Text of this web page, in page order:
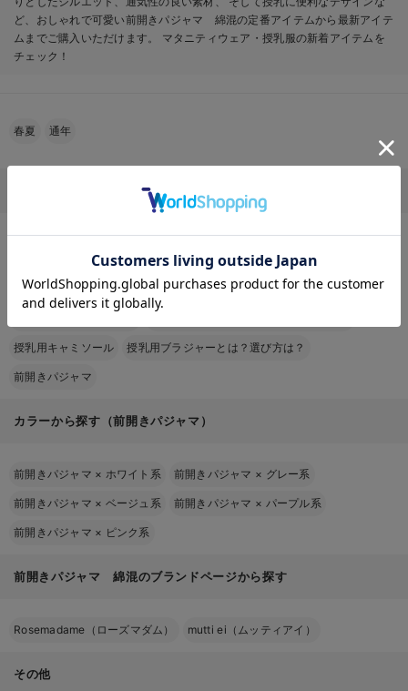
ど、おしゃれで可愛い前開きパジャマ 綿混の定番アイテムから最新アイテ
ムまでご購入いただけます。 マタニティウェア・授乳服の新着アイテムを
チェック！
春夏 通年
その他のカテゴリから探す
退院着｜産後・出産後のママにおすすめ！退院着・退院服の選び方と人気ア
イテムを紹介
授乳用キャミソール 授乳用ブラジャーとは？選び方は？
前開きパジャマ
カラーから探す（前開きパジャマ）
前開きパジャマ × ホワイト系 前開きパジャマ × グレー系
前開きパジャマ × ベージュ系 前開きパジャマ × パープル系
前開きパジャマ × ピンク系
前開きパジャマ 綿混のブランドページから探す
Rosemadame（ローズマダム） mutti ei（ムッティアイ）
その他
お気に入り商品を確認する